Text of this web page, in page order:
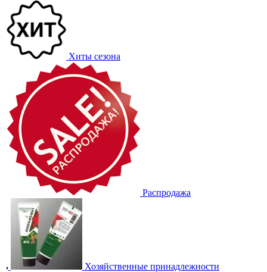
Хиты сезона
Распродажа
Хозяйственные принадлежности